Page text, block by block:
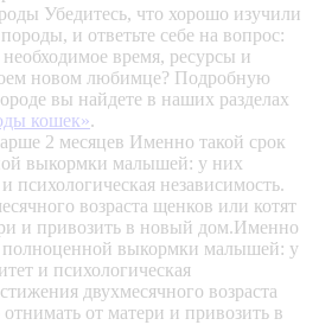
Убедитесь, что хорошо изучили
и ответьте себе на вопрос:
время, ресурсы и
новом любимце? Подробную
вы найдете в наших разделах
кошек».
2 месяцев Именно такой срок
выкормки малышей: у них
психологическая независимость.
возраста щенков или котят
и привозить в новый дом.Именно
полноценной выкормки малышей: у
и психологическая
двухмесячного возраста
от матери и привозить в